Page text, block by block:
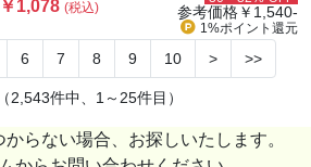
￥1,078(税込) 参考価格￥1,540-
1%ポイント 還元
6 7 8 9 10 > >>
（2,543件中、1～25件目）
らない場合、お探しいたします。